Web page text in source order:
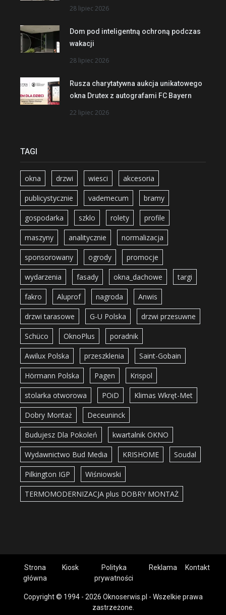
28 lipiec 2026
Dom pod inteligentną ochroną podczas
wakacji
28 lipiec 2026
Rusza charytatywna aukcja unikatowego
okna Drutex z autografami FC Bayern
22 lipiec 2026
TAGI
okna drzwi wiesci akcesoria
publicystycznie vademecum bramy
gospodarka szklo rolety profile
maszyny analitycznie normalizacja
sponsorowany ogrody promocje
wydarzenia fasady okna_dachowe targi
fakro Aluprof nagroda Anwis
drzwi tarasowe G-U Polska drzwi przesuwne
Schüco OknoPlus poradnik
Awilux Polska przeszklenia Saint-Gobain
Hörmann Polska Pagen Krispol
stolarka otworowa POiD Klimas Wkręt-Met
Dobry Montaż Deceuninck
Budujesz Dla Pokoleń kwartalnik OKNO
Wydawnictwo Bud Media KRISHOME Soudal
Pilkington IGP Wiśniowski
TERMOMODERNIZACJA plus DOBRY MONTAŻ
Strona
główna
Kiosk
Polityka
prywatności
Reklama Kontakt
Copyright © 1994 - 2026 Oknoserwis.pl - Wszelkie prawa
zastrzeżone.